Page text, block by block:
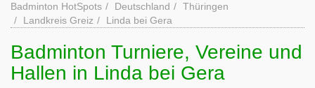
Badminton HotSpots Deutschland
Thüringen
Landkreis Greiz
Linda bei Gera
Badminton Turniere, Vereine und
Hallen in Linda bei Gera